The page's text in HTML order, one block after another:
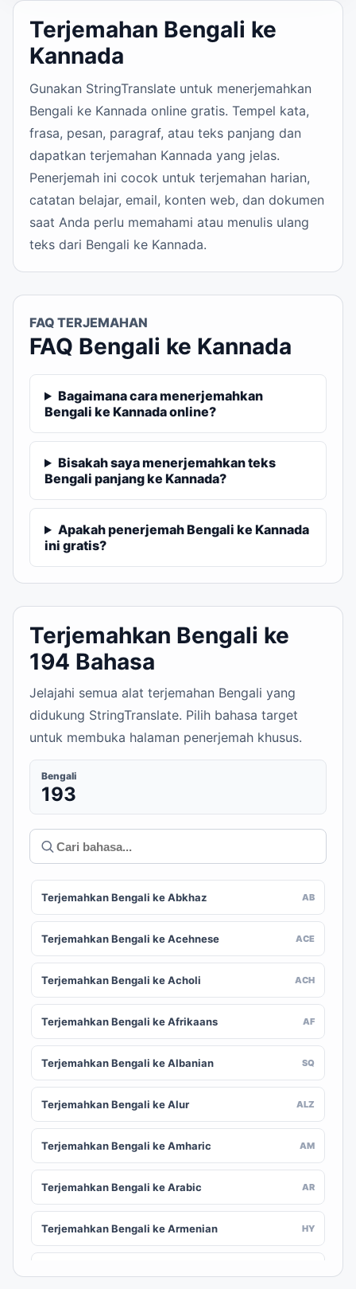
Terjemahan Bengali ke
Kannada
Gunakan StringTranslate untuk menerjemahkan
Bengali ke Kannada online gratis. Tempel kata,
frasa, pesan, paragraf, atau teks panjang dan
dapatkan terjemahan Kannada yang jelas.
Penerjemah ini cocok untuk terjemahan harian,
catatan belajar, email, konten web, dan dokumen
saat Anda perlu memahami atau menulis ulang
teks dari Bengali ke Kannada.
FAQ TERJEMAHAN
FAQ Bengali ke Kannada
Bagaimana cara menerjemahkan
Bengali ke Kannada online?
Bisakah saya menerjemahkan teks
Bengali panjang ke Kannada?
Apakah penerjemah Bengali ke Kannada
ini gratis?
Terjemahkan Bengali ke
194 Bahasa
Jelajahi semua alat terjemahan Bengali yang
didukung StringTranslate. Pilih bahasa target
untuk membuka halaman penerjemah khusus.
Bengali
193
Terjemahkan Bengali ke Abkhaz AB
Terjemahkan Bengali ke Acehnese ACE
Terjemahkan Bengali ke Acholi ACH
Terjemahkan Bengali ke Afrikaans AF
Terjemahkan Bengali ke Albanian SQ
Terjemahkan Bengali ke Alur ALZ
Terjemahkan Bengali ke Amharic AM
Terjemahkan Bengali ke Arabic AR
Terjemahkan Bengali ke Armenian HY